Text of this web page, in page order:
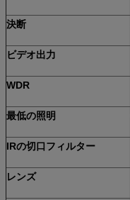
決断
ビデオ出力
WDR
最低の照明
IRの切口フィルター
レンズ